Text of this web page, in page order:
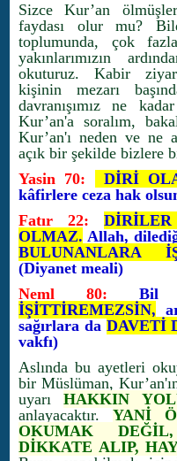
Sizce Kur’an
faydası olur mu?
toplumunda, çok
yakınlarımızın
okuturuz. Kabir
kişinin mezarı
davranışımız ne
Kur’an'a soralım,
Kur’an'ı neden ve ne
açık bir şekilde bizlere
Yasin 70:
DİRİ
kâfirlere ceza hak
Fatır 22:
OLMAZ. Allah,
BULUNANLARA
(Diyanet meali)
Neml 80:
İŞİTTİREMEZSİN,
sağırlara da DAVETİ
vakfı)
Aslında bu ayetleri
bir Müslüman,
uyarıHAKKIN
anlayacaktır. YANİ
OKUMAK
DİKKATE ALIP,